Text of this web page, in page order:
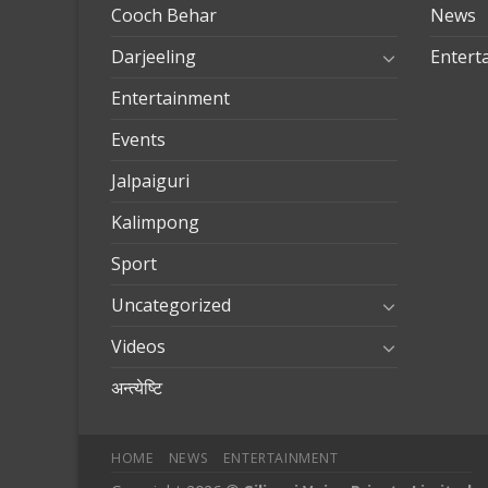
Cooch Behar
Darjeeling
Entertainment
Events
Jalpaiguri
Kalimpong
Sport
Uncategorized
Videos
अन्त्येष्टि
News
HOME NEWS ENTERTAINMENT